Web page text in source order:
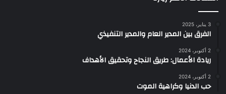
3 يناير، 2025
الفرق بين المدير العام والمدير التنفيذي
2 أكتوبر، 2024
ريادة الأعمال: طريق النجاح وتحقيق الأهداف
2 أكتوبر، 2024
حب الدنيا وكراهية الموت